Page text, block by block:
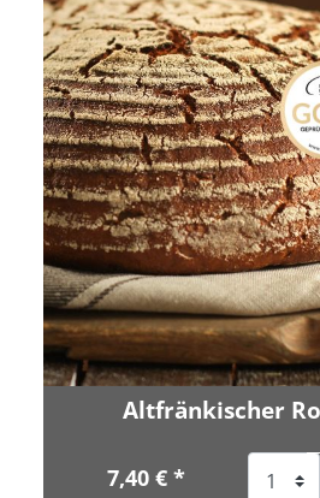
Altfränkischer
7,40 € *